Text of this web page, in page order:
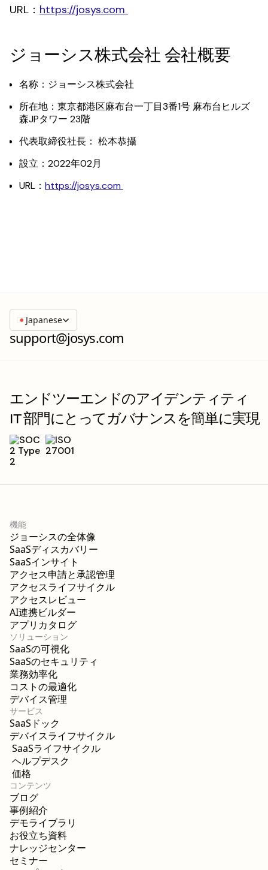
URL： https://josys.com
ジョーシス株式会社 会社概要
名称：ジョーシス株式会社
所在地：東京都港区⿇布台⼀丁⽬3番1号 ⿇布台ヒルズ
森JPタワー 23階
代表取締役社⻑： 松本恭攝
設⽴：2022年02月
URL： https://josys.com
support@josys.com
Japanese
エンドツーエンドのアイデンティティ
IT 部門にとってガバナンスを簡単に実現
機能
ジョーシスの全体像
SaaSディスカバリー
SaaSインサイト
アクセス申請と承認管理
アクセスライフサイクル
アクセスレビュー
AI連携ビルダー
アプリカタログ
ソリューション
SaaSの可視化
SaaSのセキュリティ
業務効率化
コストの最適化
デバイス管理
サービス
SaaSドック
デバイスライフサイクル
SaaSライフサイクル
ヘルプデスク
価格
コンテンツ
ブログ
事例紹介
デモライブラリ
お役立ち資料
ナレッジセンター
セミナー